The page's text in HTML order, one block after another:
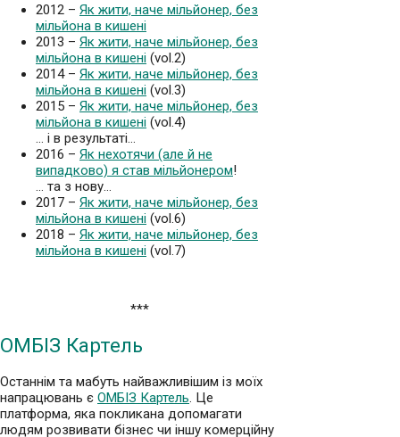
2012 – Як жити, наче мільйонер, без
мільйона в кишені
2013 – Як жити, наче мільйонер, без
мільйона в кишені (vol.2)
2014 – Як жити, наче мільйонер, без
мільйона в кишені (vol.3)
2015 – Як жити, наче мільйонер, без
мільйона в кишені (vol.4)
… і в результаті…
2016 – Як нехотячи (але й не
випадково) я став мільйонером!
… та з нову…
2017 – Як жити, наче мільйонер, без
мільйона в кишені (vol.6)
2018 – Як жити, наче мільйонер, без
мільйона в кишені (vol.7)
***
ОМБІЗ Картель
Останнім та мабуть найважливішим із моїх
напрацювань є ОМБІЗ Картель. Це
платформа, яка покликана допомагати
людям розвивати бізнес чи іншу комерційну